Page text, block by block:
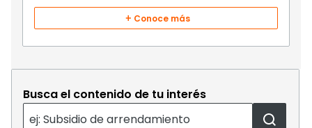
Conoce más
Busca el contenido de tu interés